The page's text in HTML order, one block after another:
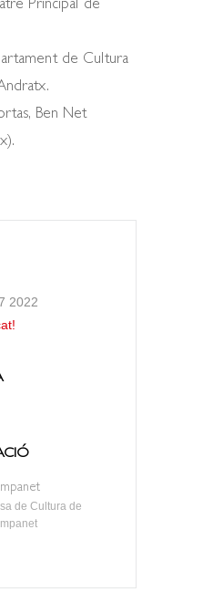
Principal de
de Cultura
Ben Net
2022
de Cultura de